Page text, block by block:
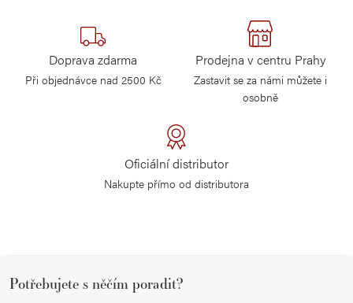
Doprava zdarma
Při objednávce nad 2500 Kč
Prodejna v centru Prahy
Zastavit se za námi můžete i
osobně
Oficiální distributor
Nakupte přímo od distributora
Potřebujete s něčím poradit?